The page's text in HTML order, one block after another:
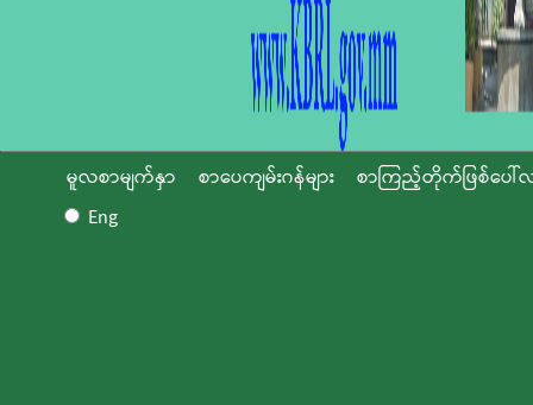
မူလစာမျက်နှာ စာပေကျမ်းဂန်များ
စာကြည့်တိုက်ဖြစ်ပေါ်
Eng